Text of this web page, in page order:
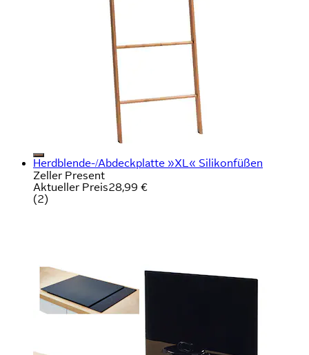
Herdblende-/Abdeckplatte »XL« Silikonfüßen
Zeller Present
Aktueller Preis28,99 €
(2)